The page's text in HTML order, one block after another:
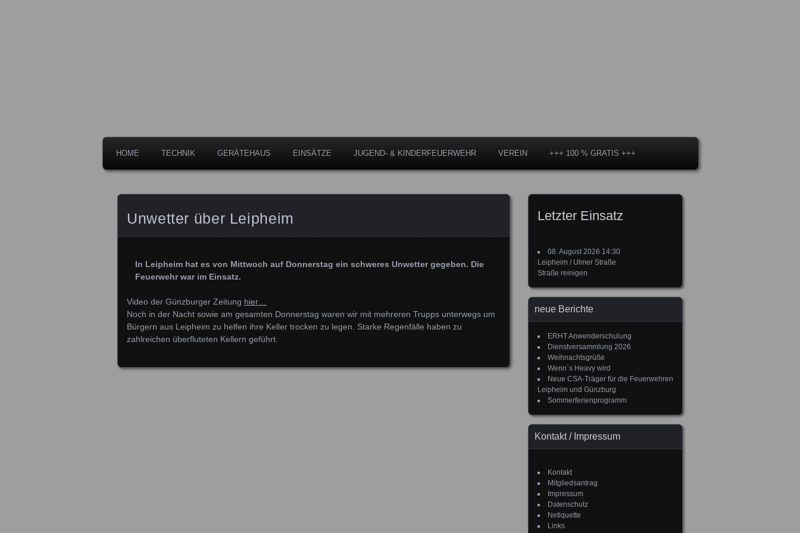
HOME TECHNIK GERÄTEHAUS EINSÄTZE JUGEND- & KINDERFEUERWEHR VEREIN +++ 100 % GRATIS +++
Unwetter über Leipheim
In Leipheim hat es von Mittwoch auf Donnerstag ein schweres Unwetter gegeben. Die
Feuerwehr war im Einsatz.
Video der Günzburger Zeitung hier…
Noch in der Nacht sowie am gesamten Donnerstag waren wir mit mehreren Trupps unterwegs um
Bürgern aus Leipheim zu helfen ihre Keller trocken zu legen. Starke Regenfälle haben zu
zahlreichen überfluteten Kellern geführt.
Letzter Einsatz
08. August 2026 14:30
Leipheim / Ulmer Straße
Straße reinigen
neue Berichte
ERHT Anwenderschulung
Dienstversammlung 2026
Weihnachtsgrüße
Wenn´s Heavy wird
Neue CSA-Träger für die Feuerwehren
Leipheim und Günzburg
Sommerferienprogramm
Kontakt / Impressum
Kontakt
Mitgliedsantrag
Impressum
Datenschutz
Netiquette
Links